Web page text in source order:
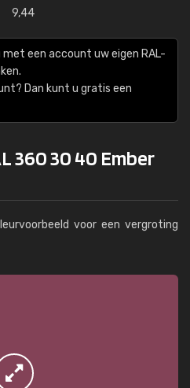
9,44
een account uw eigen RAL-
Dan kunt u gratis een
360 30 40 Ember
voor een vergroting